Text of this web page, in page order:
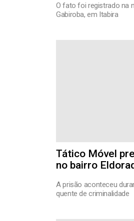
O fato foi registrado na
Gabiroba, em Itabira
Tático Móvel
no bairro
A prisão aconteceu
quente de criminalidade